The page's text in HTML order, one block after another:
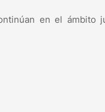
en el ámbito